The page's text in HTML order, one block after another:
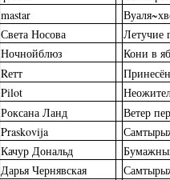
mastar
Света Носова
Летучие
Ночнойблюз
Кони в
Rетт
Pilot
Роксана Ланд
Ветер
Praskovija
Качур Дональд
Дарья Чернявская